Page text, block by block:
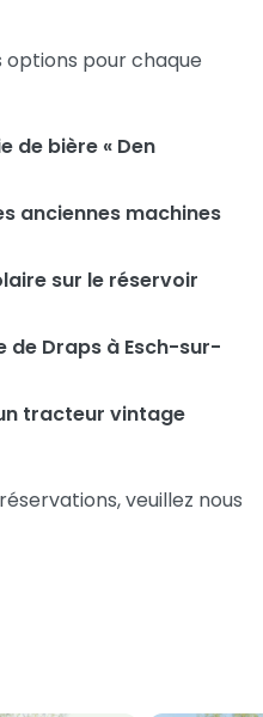
pour chaque
de bière « Den
anciennes machines
sur le réservoir
de Draps à Esch-sur-
tracteur vintage
veuillez nous